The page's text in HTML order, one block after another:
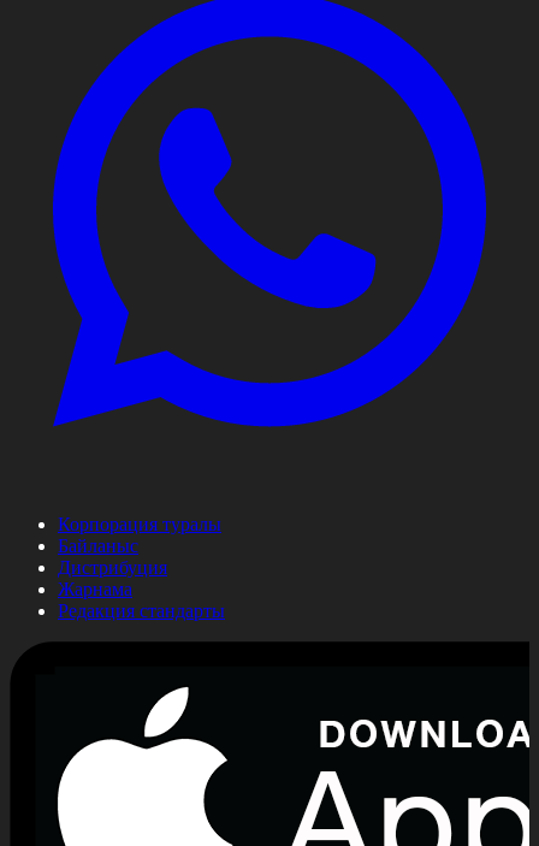
Корпорация туралы
Байланыс
Дистрибуция
Жарнама
Редакция стандарты